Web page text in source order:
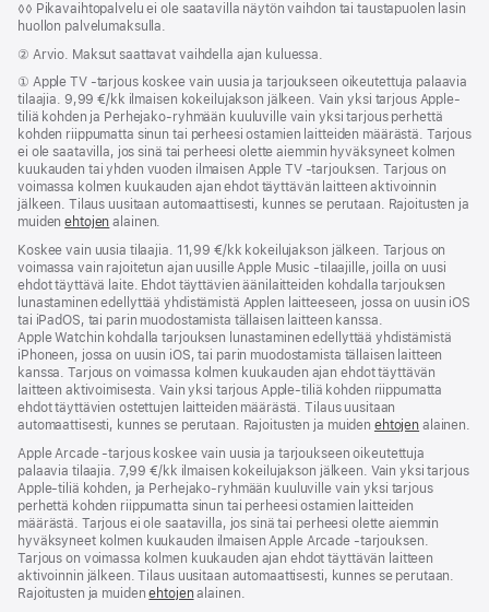
Alaviite
◊◊ Pikavaihto­palvelu ei ole saatavilla näytön vaihdon tai tausta­puolen lasin
huollon palvelumaksulla.
Alaviite
② Arvio. Maksut saattavat vaihdella ajan kuluessa.
Alaviite
① Apple TV ‑tarjous koskee vain uusia ja tarjoukseen oikeutettuja palaavia
tilaajia. 9,99 €/kk ilmaisen kokeilujakson jälkeen. Vain yksi tarjous Apple-
tiliä kohden ja Perhe­jako-ryhmään kuuluville vain yksi tarjous perhettä
kohden riippumatta sinun tai perheesi ostamien laitteiden määrästä. Tarjous
ei ole saatavilla, jos sinä tai perheesi olette aiemmin hyväksyneet kolmen
kuukauden tai yhden vuoden ilmaisen Apple TV ‑tarjouksen. Tarjous on
voimassa kolmen kuukauden ajan ehdot täyttävän laitteen aktivoinnin
jälkeen. Tilaus uusitaan automaattisesti, kunnes se perutaan. Rajoitusten ja
muidenehtojen alainen.
Koskee vain uusia tilaajia. 11,99 €/kk kokeilujakson jälkeen. Tarjous on
voimassa vain rajoitetun ajan uusille Apple Music ‑tilaajille, joilla on uusi
ehdot täyttävä laite. Ehdot täyttävien äänilaitteiden kohdalla tarjouksen
lunastaminen edellyttää yhdistämistä Applen laitteeseen, jossa on uusin iOS
tai iPadOS, tai parin muodostamista tällaisen laitteen kanssa.
Apple Watchin kohdalla tarjouksen lunastaminen edellyttää yhdistämistä
iPhoneen, jossa on uusin iOS, tai parin muodostamista tällaisen laitteen
kanssa. Tarjous on voimassa kolmen kuukauden ajan ehdot täyttävän
laitteen aktivoimisesta. Vain yksi tarjous Apple-tiliä kohden riippumatta
ehdot täyttävien ostettujen laitteiden määrästä. Tilaus uusitaan
automaattisesti, kunnes se perutaan. Rajoitusten ja muiden ehtojen alainen.
Apple Arcade -tarjous koskee vain uusia ja tarjoukseen oikeutettuja
palaavia tilaajia. 7,99 €/kk ilmaisen kokeilujakson jälkeen. Vain yksi tarjous
Apple-tiliä kohden, ja Perhe­jako-ryhmään kuuluville vain yksi tarjous
perhettä kohden riippumatta sinun tai perheesi ostamien laitteiden
määrästä. Tarjous ei ole saatavilla, jos sinä tai perheesi olette aiemmin
hyväksyneet kolmen kuukauden ilmaisen Apple Arcade ‑tarjouksen.
Tarjous on voimassa kolmen kuukauden ajan ehdot täyttävän laitteen
aktivoinnin jälkeen. Tilaus uusitaan automaattisesti, kunnes se perutaan.
Rajoitusten ja muidenehtojen alainen.